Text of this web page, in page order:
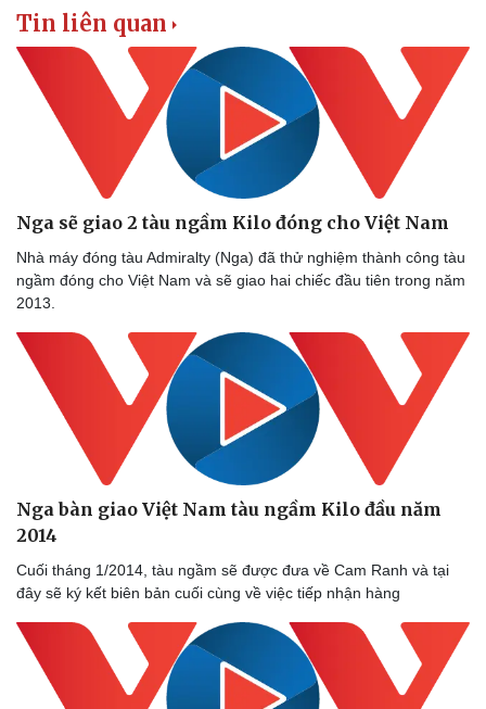
Tin liên quan
Nga sẽ giao 2 tàu ngầm Kilo đóng cho Việt Nam
Nhà máy đóng tàu Admiralty (Nga) đã thử nghiệm thành công tàu
ngầm đóng cho Việt Nam và sẽ giao hai chiếc đầu tiên trong năm
2013.
Nga bàn giao Việt Nam tàu ngầm Kilo đầu năm
2014
Cuối tháng 1/2014, tàu ngầm sẽ được đưa về Cam Ranh và tại
đây sẽ ký kết biên bản cuối cùng về việc tiếp nhận hàng